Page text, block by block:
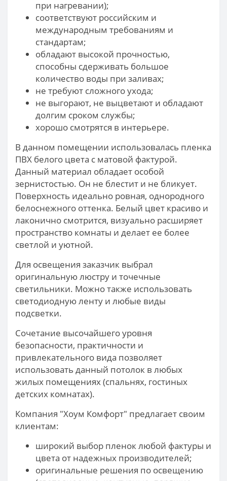
при нагревании);
соответствуют российским и
международным требованиям и
стандартам;
обладают высокой прочностью,
способны сдерживать большое
количество воды при заливах;
не требуют сложного ухода;
не выгорают, не выцветают и обладают
долгим сроком службы;
хорошо смотрятся в интерьере.
В данном помещении использовалась пленка
ПВХ белого цвета с матовой фактурой.
Данный материал обладает особой
зернистостью. Он не блестит и не бликует.
Поверхность идеально ровная, однородного
белоснежного оттенка. Белый цвет красиво и
лаконично смотрится, визуально расширяет
пространство комнаты и делает ее более
светлой и уютной.
Для освещения заказчик выбрал
оригинальную люстру и точечные
светильники. Можно также использовать
светодиодную ленту и любые виды
подсветки.
Сочетание высочайшего уровня
безопасности, практичности и
привлекательного вида позволяет
использовать данный потолок в любых
жилых помещениях (спальнях, гостиных
детских комнатах).
Компания "Хоум Комфорт" предлагает своим
клиентам:
широкий выбор пленок любой фактуры и
цвета от надежных производителей;
оригинальные решения по освещению